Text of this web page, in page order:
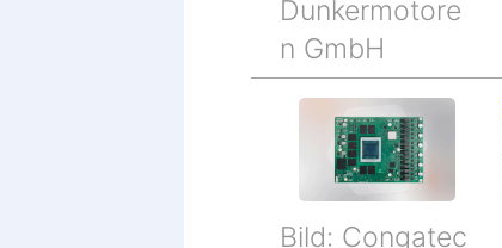
Dunkermotore
n GmbH
Bild: Congatec